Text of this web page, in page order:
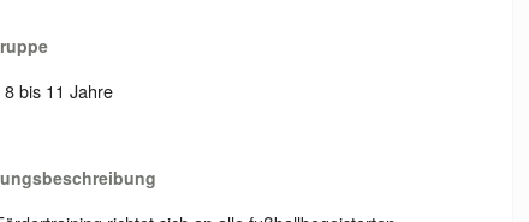
bis 11 Jahre